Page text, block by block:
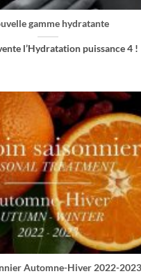
gamme hydratante
l’Hydratation puissance 4 !
Automne-Hiver 2022-2023